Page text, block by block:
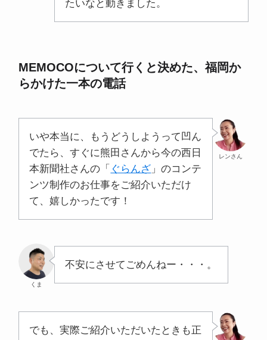
たいなと動きました。
MEMOCOについて行くと決めた、福岡か
らかけた一本の電話
レンさん
いや本当に、もうどうしようって凹ん
でたら、すぐに熊田さんから今の西日
本新聞社さんの「 ぐらんざ 」のコンテ
ンツ制作のお仕事をご紹介いただけ
て、嬉しかったです！
くま
不安にさせてごめんねー・・・。
でも、実際ご紹介いただいたときも正